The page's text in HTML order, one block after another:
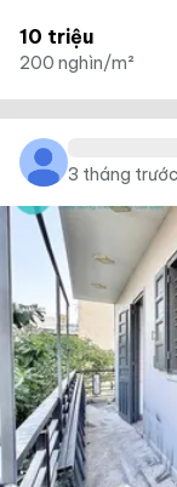
10 triệu
200 nghìn/m²
3 tháng trước